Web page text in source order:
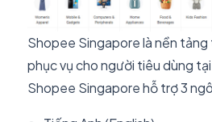
Shopee Singapore là nền
phục vụ cho người tiêu dùng
Shopee Singapore hỗ trợ 3